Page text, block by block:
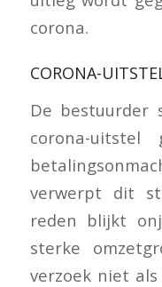
corona.
CORONA-
De bestuurder
corona-
verwerpt dit
reden blijkt
sterke
verzoek niet